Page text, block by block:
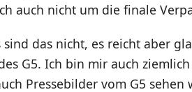
auch nicht um die finale
das nicht, es reicht aber
G5. Ich bin mir auch
Pressebilder vom G5 sehen